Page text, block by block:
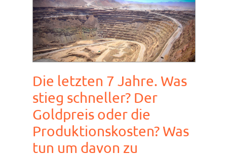
Die letzten 7 Jahre. Was
stieg schneller? Der
Goldpreis oder die
Produktionskosten? Was
tun um davon zu